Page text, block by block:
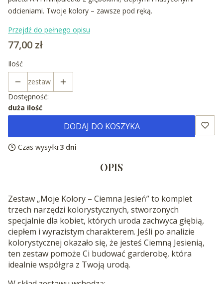
odcieniami. Twoje kolory – zawsze pod ręką.
Przejdź do pełnego opisu
Cena
77,00 zł
Ilość
zestaw
Dostępność:
duża ilość
DODAJ DO KOSZYKA
Czas wysyłki:3 dni
OPIS
Zestaw „Moje Kolory – Ciemna Jesień” to komplet
trzech narzędzi kolorystycznych, stworzonych
specjalnie dla kobiet, których uroda zachwyca głębią,
ciepłem i wyrazistym charakterem. Jeśli po analizie
kolorystycznej okazało się, że jesteś Ciemną Jesienią,
ten zestaw pomoże Ci budować garderobę, która
idealnie współgra z Twoją urodą.